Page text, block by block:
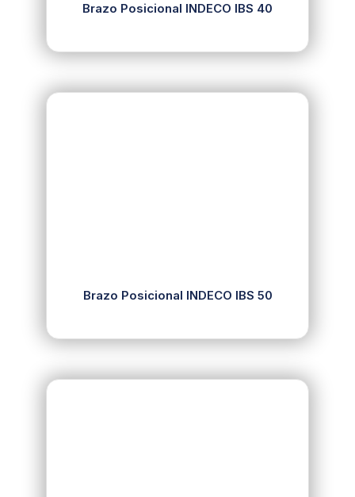
Brazo Posicional INDECO IBS 40
Brazo Posicional INDECO IBS 50